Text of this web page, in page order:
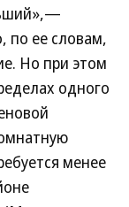
по ее словам,
Но при этом
одного
менее